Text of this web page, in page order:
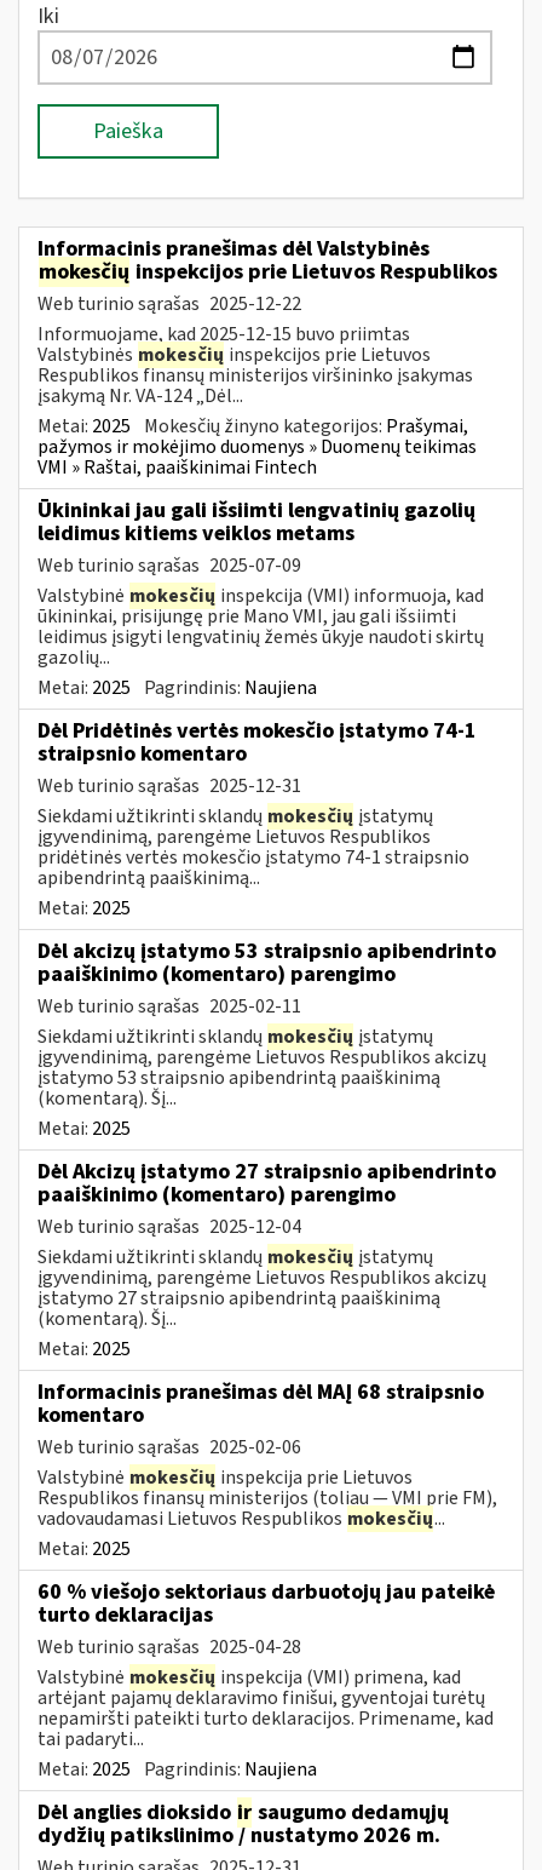
Iki
Paieška
Informacinis pranešimas dėl Valstybinės
mokesčių inspekcijos prie Lietuvos Respublikos
Web turinio sąrašas 2025-12-22
Informuojame, kad 2025-12-15 buvo priimtas
Valstybinės mokesčių inspekcijos prie Lietuvos
Respublikos finansų ministerijos viršininko įsakymas
įsakymą Nr. VA-124 „Dėl...
Metai: 2025 Mokesčių žinyno kategorijos: Prašymai,
pažymos ir mokėjimo duomenys » Duomenų teikimas
VMI » Raštai, paaiškinimai Fintech
Ūkininkai jau gali išsiimti lengvatinių gazolių
leidimus kitiems veiklos metams
Web turinio sąrašas 2025-07-09
Valstybinė mokesčių inspekcija (VMI) informuoja, kad
ūkininkai, prisijungę prie Mano VMI, jau gali išsiimti
leidimus įsigyti lengvatinių žemės ūkyje naudoti skirtų
gazolių...
Metai: 2025 Pagrindinis: Naujiena
Dėl Pridėtinės vertės mokesčio įstatymo 74-1
straipsnio komentaro
Web turinio sąrašas 2025-12-31
Siekdami užtikrinti sklandų mokesčių įstatymų
įgyvendinimą, parengėme Lietuvos Respublikos
pridėtinės vertės mokesčio įstatymo 74-1 straipsnio
apibendrintą paaiškinimą...
Metai: 2025
Dėl akcizų įstatymo 53 straipsnio apibendrinto
paaiškinimo (komentaro) parengimo
Web turinio sąrašas 2025-02-11
Siekdami užtikrinti sklandų mokesčių įstatymų
įgyvendinimą, parengėme Lietuvos Respublikos akcizų
įstatymo 53 straipsnio apibendrintą paaiškinimą
(komentarą). Šį...
Metai: 2025
Dėl Akcizų įstatymo 27 straipsnio apibendrinto
paaiškinimo (komentaro) parengimo
Web turinio sąrašas 2025-12-04
Siekdami užtikrinti sklandų mokesčių įstatymų
įgyvendinimą, parengėme Lietuvos Respublikos akcizų
įstatymo 27 straipsnio apibendrintą paaiškinimą
(komentarą). Šį...
Metai: 2025
Informacinis pranešimas dėl MAĮ 68 straipsnio
komentaro
Web turinio sąrašas 2025-02-06
Valstybinė mokesčių inspekcija prie Lietuvos
Respublikos finansų ministerijos (toliau — VMI prie FM),
vadovaudamasi Lietuvos Respublikos mokesčių...
Metai: 2025
60 % viešojo sektoriaus darbuotojų jau pateikė
turto deklaracijas
Web turinio sąrašas 2025-04-28
Valstybinė mokesčių inspekcija (VMI) primena, kad
artėjant pajamų deklaravimo finišui, gyventojai turėtų
nepamiršti pateikti turto deklaracijos. Primename, kad
tai padaryti...
Metai: 2025 Pagrindinis: Naujiena
Dėl anglies dioksido ir saugumo dedamųjų
dydžių patikslinimo / nustatymo 2026 m.